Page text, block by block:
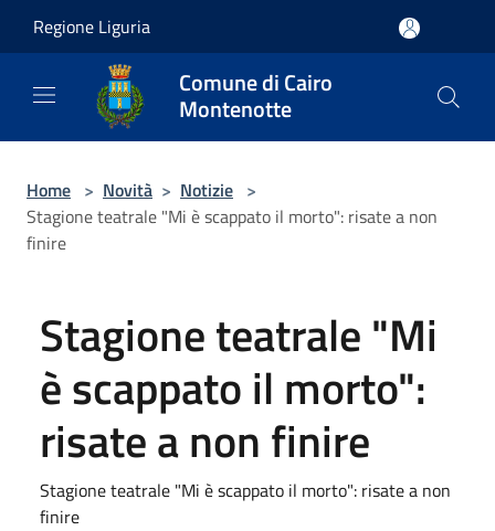
Regione Liguria
Comune di Cairo
Montenotte
Home > Novità > Notizie >
Stagione teatrale "Mi è scappato il morto": risate a non
finire
Stagione teatrale "Mi
è scappato il morto":
risate a non finire
Stagione teatrale "Mi è scappato il morto": risate a non
finire